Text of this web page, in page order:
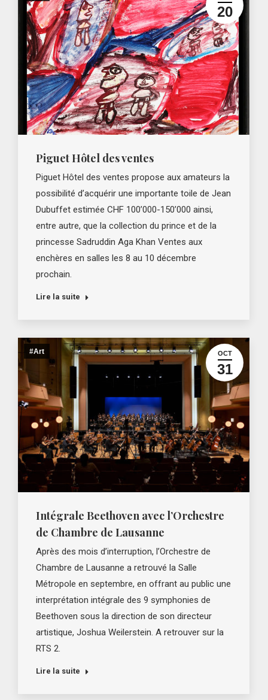
20
Piguet Hôtel des ventes
Piguet Hôtel des ventes propose aux amateurs la
possibilité d’acquérir une importante toile de Jean
Dubuffet estimée CHF 100’000-150’000 ainsi,
entre autre, que la collection du prince et de la
princesse Sadruddin Aga Khan Ventes aux
enchères en salles les 8 au 10 décembre
prochain.
Lire la suite
OCT
31
#Art
Intégrale Beethoven avec l’Orchestre
de Chambre de Lausanne
Après des mois d’interruption, l’Orchestre de
Chambre de Lausanne a retrouvé la Salle
Métropole en septembre, en offrant au public une
interprétation intégrale des 9 symphonies de
Beethoven sous la direction de son directeur
artistique, Joshua Weilerstein. A retrouver sur la
RTS 2.
Lire la suite